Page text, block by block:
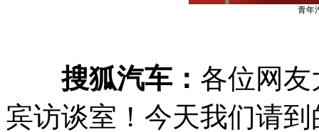
青年
搜狐汽车： 各位网
宾访谈室！今天我们请